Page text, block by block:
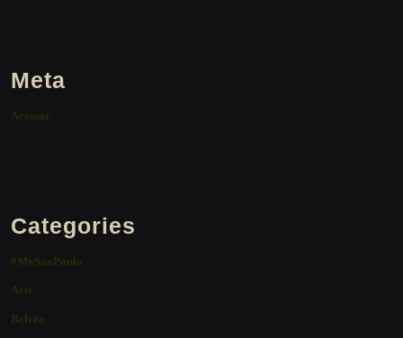
Meta
Acessar
Categories
#MySaoPaulo
Arte
Beleza